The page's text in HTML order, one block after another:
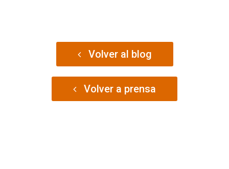
Volver al blog
Volver a prensa